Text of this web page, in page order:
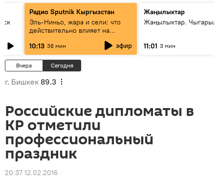
Радио Sputnik Кыргызстан
Эль-Ниньо, жара и сели: что
действительно влияет на
10:13 38 мин эфир
Жаңылыктар
Жаңылыктар.
11:01 3 мин
Вчера Сегодня
г. Бишкек 89.3
Российские дипломаты в
КР отметили
профессиональный
праздник
20:37 12.02.2016